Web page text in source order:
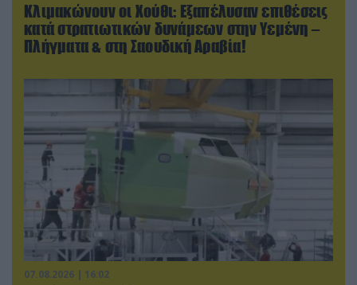
Κλιμακώνουν οι Χούθι: Eξαπέλυσαν επιθέσεις
κατά στρατιωτικών δυνάμεων στην Υεμένη –
Πλήγματα & στη Σαουδική Αραβία!
07.08.2026 | 16:02